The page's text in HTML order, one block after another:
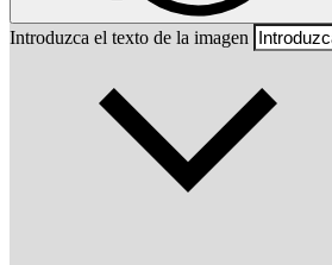
Introduzca el texto de la imagen